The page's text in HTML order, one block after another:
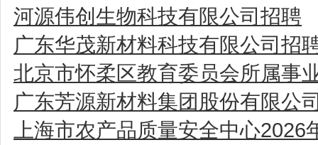
河源伟创生物科技有限公司招聘
广东华茂新材料科技有限公司招
北京市怀柔区教育委员会所属事
广东芳源新材料集团股份有限公
上海市农产品质量安全中心